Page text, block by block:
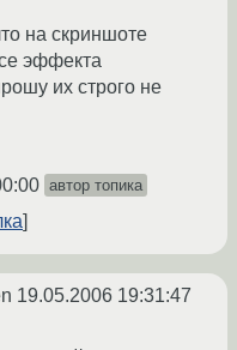
на скриншоте
эффекта
их строго не
автор топика
19.05.2006 19:31:47